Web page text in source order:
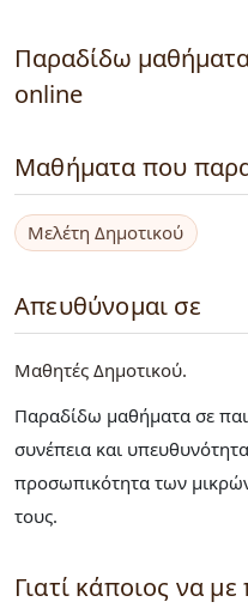
Παραδίδω μαθήματα
online
Μαθήματα που
Μελέτη Δημοτικού
Απευθύνομαι σε
Μαθητές Δημοτικού
Παραδίδω μαθήματα σε
συνέπεια και
προσωπικότητα των
τους.
Γιατί κάποιος να